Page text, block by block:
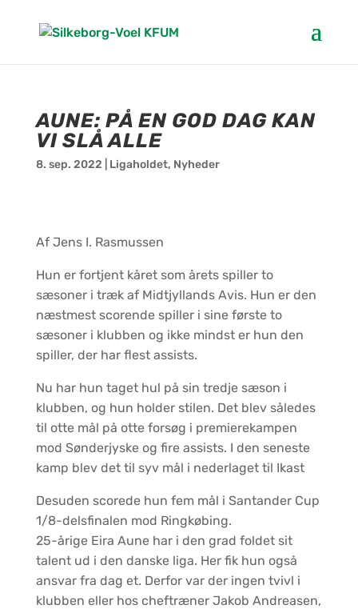
AUNE: PÅ EN GOD DAG KAN
VI SLÅ ALLE
8. sep. 2022 Ligaholdet, Nyheder
Af Jens I. Rasmussen
Hun er fortjent kåret som årets spiller to
sæsoner i træk af Midtjyllands Avis. Hun er den
næstmest scorende spiller i sine første to
sæsoner i klubben og ikke mindst er hun den
spiller, der har flest assists.
Nu har hun taget hul på sin tredje sæson i
klubben, og hun holder stilen. Det blev således
til otte mål på otte forsøg i premierekampen
mod Sønderjyske og fire assists. I den seneste
kamp blev det til syv mål i nederlaget til Ikast
Desuden scorede hun fem mål i Santander Cup
1/8-delsfinalen mod Ringkøbing.
25-årige Eira Aune har i den grad foldet sit
talent ud i den danske liga. Her fik hun også
ansvar fra dag et. Derfor var der ingen tvivl i
klubben eller hos cheftræner Jakob Andreasen,